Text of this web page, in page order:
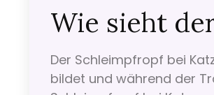
Wie sieht
Der Schleimpfropf bei
bildet und während der